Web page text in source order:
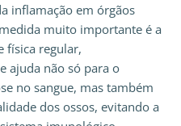
inflamação em órgãos
muito importante é a
física regular,
ajuda não só para o
no sangue, mas também
dos ossos, evitando a